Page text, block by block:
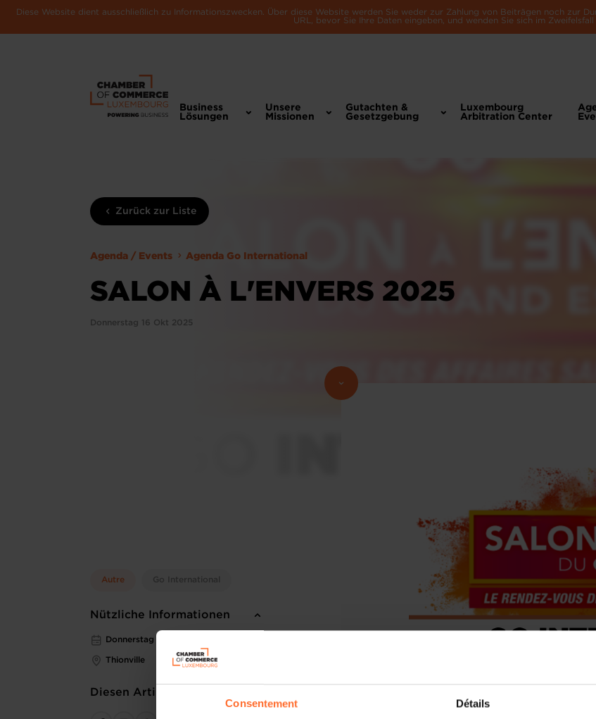
Consentement Détails
Diese Website dient ausschließlich zu Informationszwecken. Über diese Website werden Sie weder zur Zahlung von Beiträgen noch zur
URL, bevor Sie Ihre Daten eingeben, und wenden Sie sich im Zweifelsfall
Business
Lösungen
Unsere
Missionen
Gutachten &
Gesetzgebung
Luxembourg
Arbitration Center
Zurück zur Liste
Agenda / Events Agenda Go International
SALON À L'ENVERS 2025
Donnerstag 16 Okt 2025
Autre Go International
Nützliche Informationen
Donnerstag 16 Okt 2025
Thionville
Diesen Artikel teilen